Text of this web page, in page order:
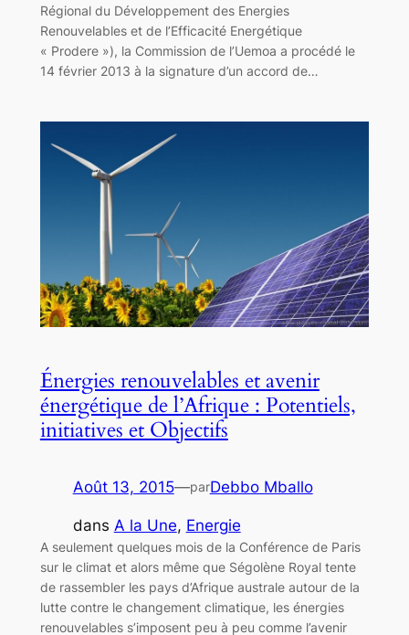
Régional du Développement des Energies
Renouvelables et de l’Efficacité Energétique
« Prodere »), la Commission de l’Uemoa a procédé le
14 février 2013 à la signature d’un accord de…
Énergies renouvelables et avenir
énergétique de l’Afrique : Potentiels,
initiatives et Objectifs
Août 13, 2015—parDebbo Mballo
dans A la Une, Energie
A seulement quelques mois de la Conférence de Paris
sur le climat et alors même que Ségolène Royal tente
de rassembler les pays d’Afrique australe autour de la
lutte contre le changement climatique, les énergies
renouvelables s’imposent peu à peu comme l’avenir